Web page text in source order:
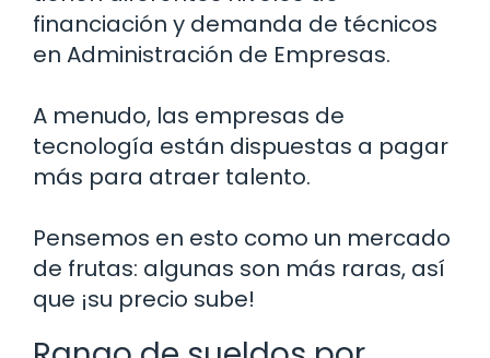
financiación y demanda de técnicos
en Administración de Empresas.
A menudo, las empresas de
tecnología están dispuestas a pagar
más para atraer talento.
Pensemos en esto como un mercado
de frutas: algunas son más raras, así
que ¡su precio sube!